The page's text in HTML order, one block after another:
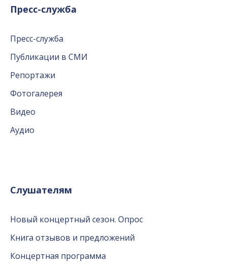
Пресс-служба
Пресс-служба
Публикации в СМИ
Репортажи
Фотогалерея
Видео
Аудио
Слушателям
Новый концертный сезон. Опрос
Книга отзывов и предложений
Концертная программа